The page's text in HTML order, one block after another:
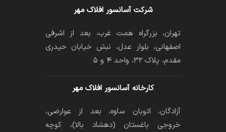
شرکت آسانسور افلاک مهر
تهران، بزرگراه همت غرب، بعد از اشرفی
اصفهانی، بلوار عدل، نبش خیابان حیدری
مقدم، پلاک ۳۲، واحد ۴ و ۵
کارخانه آسانسور افلاک مهر
آزادگان، اتوبان ساوه، بعد از عوارضی،
خروجی باغستان (دهشاد بالا)، کوچه